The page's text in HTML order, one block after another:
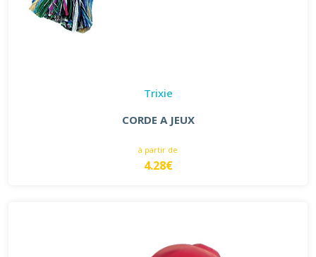
Trixie
CORDE A JEUX
à partir de
4.28€